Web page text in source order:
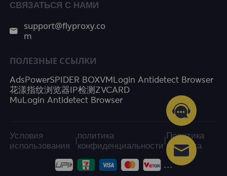
СВЯЗАТЬСЯ С НАМИ
support@flyproxy.co
m
ПОЛЕЗНЫЕ ССЫЛКИ
AdsPowerSPIDER BOXVMLogin Antidetect Browser
花漾指纹浏览器 IP检测 ZVCARD
MuLogin Antidetect Browser
Условия
использования
политика
конфиденциальности
Политика
возврата